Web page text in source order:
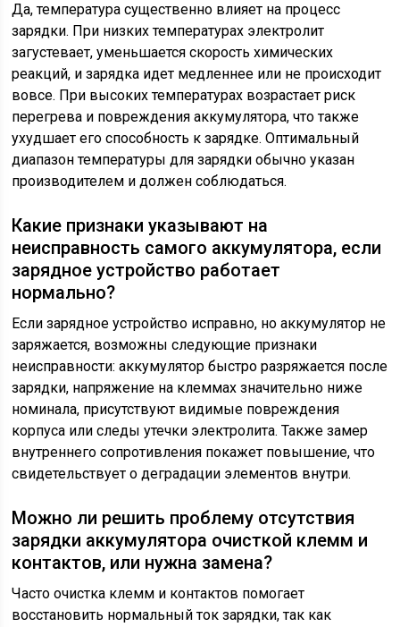
Да, температура существенно влияет на процесс
зарядки. При низких температурах электролит
загустевает, уменьшается скорость химических
реакций, и зарядка идет медленнее или не происходит
вовсе. При высоких температурах возрастает риск
перегрева и повреждения аккумулятора, что также
ухудшает его способность к зарядке. Оптимальный
диапазон температуры для зарядки обычно указан
производителем и должен соблюдаться.
Какие признаки указывают на
неисправность самого аккумулятора, если
зарядное устройство работает
нормально?
Если зарядное устройство исправно, но аккумулятор не
заряжается, возможны следующие признаки
неисправности: аккумулятор быстро разряжается после
зарядки, напряжение на клеммах значительно ниже
номинала, присутствуют видимые повреждения
корпуса или следы утечки электролита. Также замер
внутреннего сопротивления покажет повышение, что
свидетельствует о деградации элементов внутри.
Можно ли решить проблему отсутствия
зарядки аккумулятора очисткой клемм и
контактов, или нужна замена?
Часто очистка клемм и контактов помогает
восстановить нормальный ток зарядки, так как